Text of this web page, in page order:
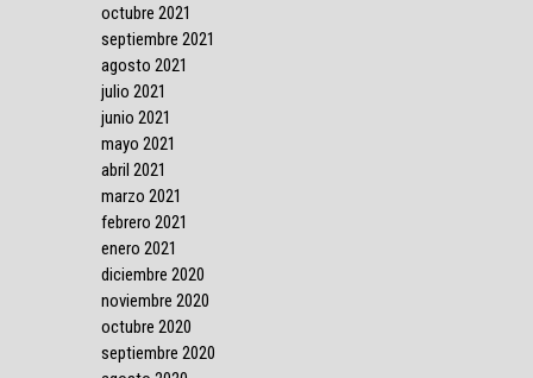
octubre 2021
septiembre 2021
agosto 2021
julio 2021
junio 2021
mayo 2021
abril 2021
marzo 2021
febrero 2021
enero 2021
diciembre 2020
noviembre 2020
octubre 2020
septiembre 2020